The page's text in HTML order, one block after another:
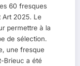
60 fresques
Art 2025. Le
permettre à la
de sélection.
une fresque
Brieuc a été